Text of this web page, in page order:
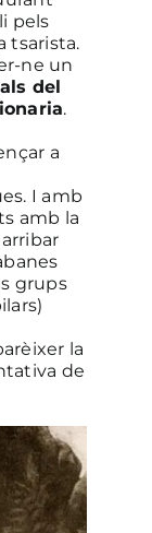
pels
tsarista.
ne un
del
.
a
I amb
amb la
grups
la
de